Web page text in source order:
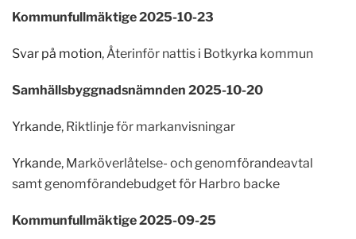
Kommunfullmäktige 2025-10-23
Svar på motion, Återinför nattis i Botkyrka kommun
Samhällsbyggnadsnämnden 2025-10-20
Yrkande, Riktlinje för markanvisningar
Yrkande, Marköverlåtelse- och genomförandeavtal
samt genomförandebudget för Harbro backe
Kommunfullmäktige 2025-09-25